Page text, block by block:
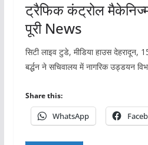
ट्रैफिक कंट्रोल
पूरी News
सिटी लाइव टुडे, मीडिया हाउस
बर्द्धन ने सचिवालय में नागरिक उड्डयन
Share this:
WhatsApp